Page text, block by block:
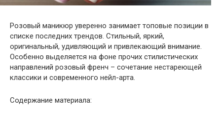
Розовый маникюр уверенно занимает топовые позиции в
списке последних трендов. Стильный, яркий,
оригинальный, удивляющий и привлекающий внимание.
Особенно выделяется на фоне прочих стилистических
направлений розовый френч – сочетание нестареющей
классики и современного нейл-арта.
Содержание материала: